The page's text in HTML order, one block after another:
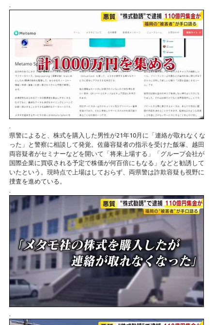
.
.
県警によると、株式を購入した男性が21年10月に「連絡が取れなくな
った」と警察に相談して発覚。佐藤容疑者の指示を受けた飯塚、越田
両容疑者がセミナーなどを開いて「将来上場する」「グループ会社が
国際企業に買収される予定で株価が何百倍にもなる」などと勧誘して
いたという。現時点で上場はしておらず、両県警は詐欺容疑も視野に
捜査を進めている。
.
.